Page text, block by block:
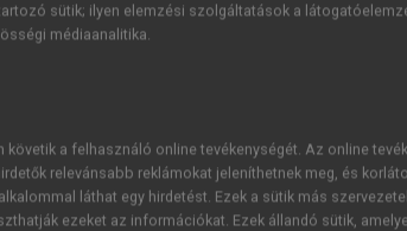
JELSZÓ
sütik; ilyen elemzési szolgáltatások a
médiaanalitika.
követik a felhasználó online tevékenységét. Az online
relevánsabb reklámokat jeleníthetnek meg, és
láthat egy hirdetést. Ezek a sütik más
ezeket az információkat. Ezek állandó sütik,